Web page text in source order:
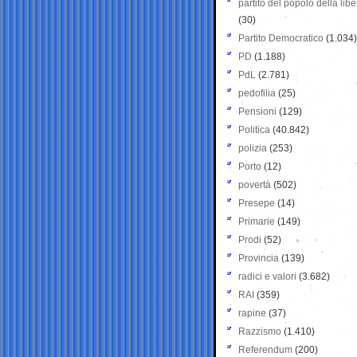
partito del popolo della
(30)
Partito Democratico (1.034)
PD (1.188)
PdL (2.781)
pedofilia (25)
Pensioni (129)
Politica (40.842)
polizia (253)
Porto (12)
povertà (502)
Presepe (14)
Primarie (149)
Prodi (52)
Provincia (139)
radici e valori (3.682)
RAI (359)
rapine (37)
Razzismo (1.410)
Referendum (200)